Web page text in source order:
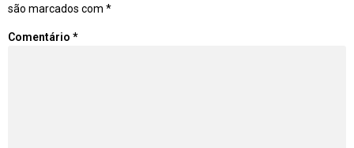
são marcados com *
Comentário *